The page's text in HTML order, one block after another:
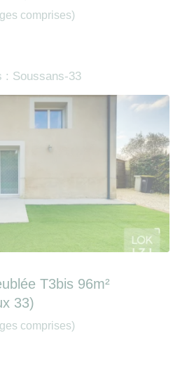
comprises)
: Soussans-33
T3bis 96m²
33)
comprises)